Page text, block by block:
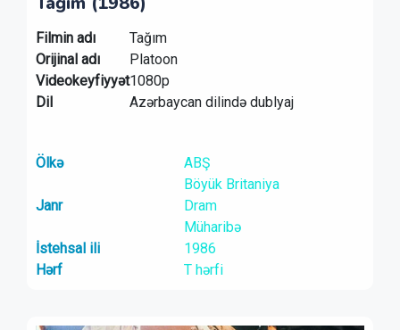
Filmin adı
Tağım
Orijinal adı
Platoon
Videokeyfiyyət1080p
Dil
Azərbaycan dilində dublyaj
Ölkə
ABŞ
Böyük Britaniya
Janr
Dram
Müharibə
İstehsal ili
1986
Hərf
T hərfi